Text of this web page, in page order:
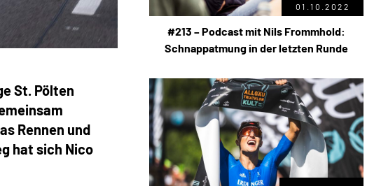
St. Pölten
Rennen und
hat sich Nico
01.10.2022
#213 – Podcast mit Nils Frommhold:
Schnappatmung in der letzten Runde